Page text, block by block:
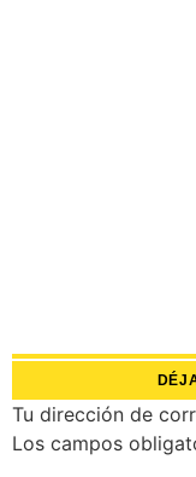
Tu dirección de
Los campos